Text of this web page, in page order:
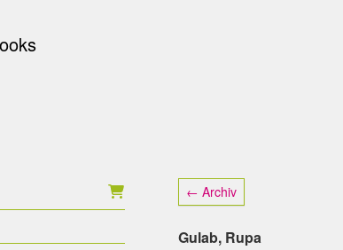
← Archiv
Gulab, Rupa